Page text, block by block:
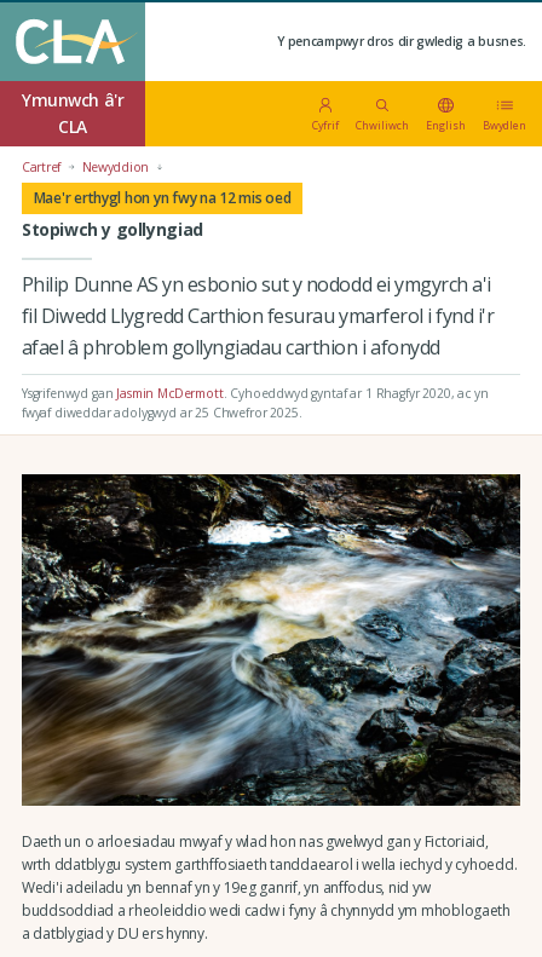
Y pencampwyr dros dir gwledig a busnes.
Ymunwch â'r
CLA
Cyfrif Chwiliwch English Bwydlen
Cartref Newyddion
Mae'r erthygl hon yn fwy na 12 mis oed
Stopiwch y gollyngiad
Philip Dunne AS yn esbonio sut y nododd ei ymgyrch a'i
fil Diwedd Llygredd Carthion fesurau ymarferol i fynd i'r
afael â phroblem gollyngiadau carthion i afonydd
Ysgrifenwyd gan Jasmin McDermott. Cyhoeddwyd gyntaf ar 1 Rhagfyr 2020, ac yn
fwyaf diweddar adolygwyd ar 25 Chwefror 2025.
Daeth un o arloesiadau mwyaf y wlad hon nas gwelwyd gan y Fictoriaid,
wrth ddatblygu system garthffosiaeth tanddaearol i wella iechyd y cyhoedd.
Wedi'i adeiladu yn bennaf yn y 19eg ganrif, yn anffodus, nid yw
buddsoddiad a rheoleiddio wedi cadw i fyny â chynnydd ym mhoblogaeth
a datblygiad y DU ers hynny.